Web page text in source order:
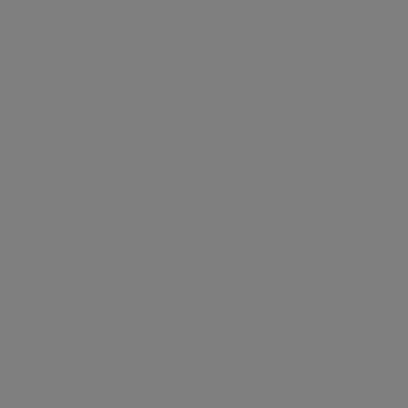
2020
et d'épices, avec une structure
fine et souple. A l'évolution, ses
texture devient veloutée.
la côte de Beaune dans le village